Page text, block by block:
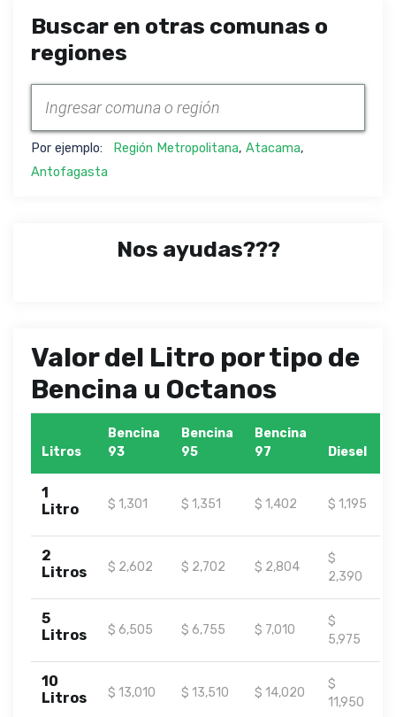
Buscar en otras comunas o
regiones
Por ejemplo: Región Metropolitana, Atacama,
Antofagasta
Nos ayudas???
Valor del Litro por tipo de
Bencina u Octanos
Litros
Bencina
93
Bencina
95
Bencina
97
Diesel
1
Litro
$ 1,301 $ 1,351 $ 1,402 $ 1,195
2
Litros
$ 2,602 $ 2,702 $ 2,804
$
2,390
5
Litros
$ 6,505 $ 6,755 $ 7,010
$
5,975
10
Litros
$ 13,010 $ 13,510 $ 14,020
$
11,950